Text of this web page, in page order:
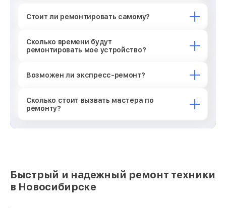
Стоит ли ремонтировать самому?
Сколько времени будут
ремонтировать мое устройство?
Возможен ли экспресс-ремонт?
Сколько стоит вызвать мастера по
ремонту?
Быстрый и надежный ремонт техники
в Новосибирске